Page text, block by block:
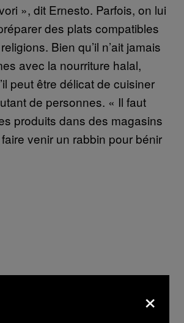
», dit Ernesto. Parfois, on lui
des plats compatibles
Bien qu’il n’ait jamais
avec la nourriture halal,
peut être délicat de cuisiner
de personnes. « Il faut
produits dans des magasins
venir un rabbin pour bénir
×